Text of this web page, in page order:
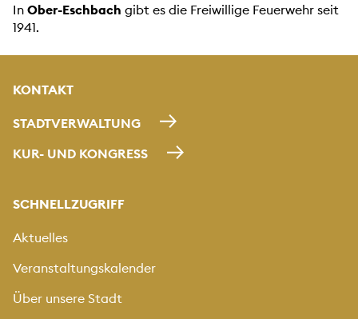
In Ober-Eschbach gibt es die Freiwillige Feuerwehr seit
1941.
KONTAKT
STADTVERWALTUNG
KUR- UND KONGRESS
SCHNELLZUGRIFF
Aktuelles
Veranstaltungskalender
Über unsere Stadt